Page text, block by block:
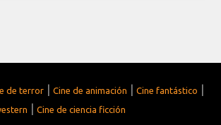
de terror | Cine de animación | Cine fantástico |
| Cine de ciencia ficción